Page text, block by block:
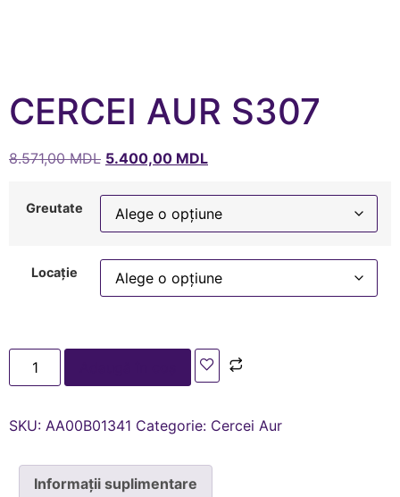
CERCEI AUR S307
8.571,00MDL 5.400,00 MDL
Greutate
Locație
SKU: AA00В01341 Categorie: Cercei Aur
Informații suplimentare